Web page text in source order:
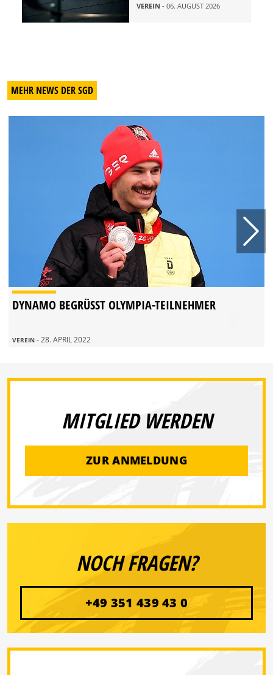
VEREIN - 06. AUGUST 2026
MEHR NEWS DER SGD
DYNAMO BEGRÜSST OLYMPIA-TEILNEHMER
VEREIN - 28. APRIL 2022
MITGLIED WERDEN
ZUR ANMELDUNG
NOCH FRAGEN?
+49 351 439 43 0